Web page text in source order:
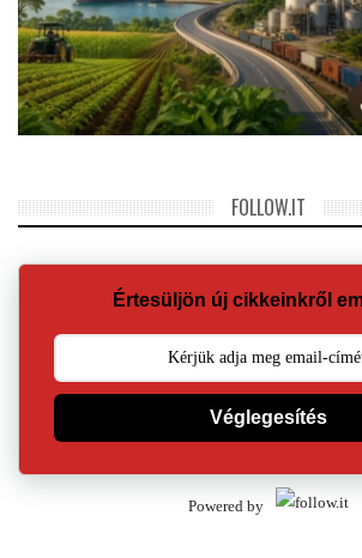
FOLLOW.IT
Értesüljön új cikkeinkről
Véglegesítés
Powered by